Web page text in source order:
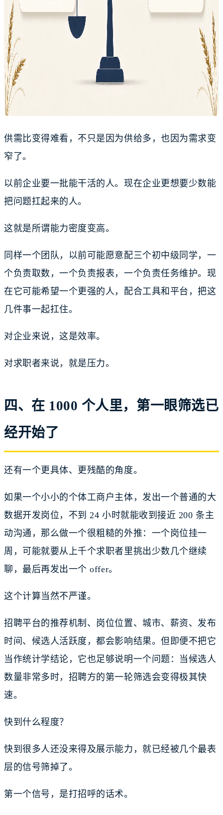
供需比变得难看，不只是因为供给多，也因为需求变
窄了。
以前企业要一批能干活的人。现在企业更想要少数能
把问题扛起来的人。
这就是所谓能力密度变高。
同样一个团队，以前可能愿意配三个初中级同学，一
个负责取数，一个负责报表，一个负责任务维护。现
在它可能希望一个更强的人，配合工具和平台，把这
几件事一起扛住。
对企业来说，这是效率。
对求职者来说，就是压力。
四、在 1000 个人里，第一眼筛选已
经开始了
还有一个更具体、更残酷的角度。
如果一个小小的个体工商户主体，发出一个普通的大
数据开发岗位，不到 24 小时就能收到接近 200 条主
动沟通，那么做一个很粗糙的外推：一个岗位挂一
周，可能就要从上千个求职者里挑出少数几个继续
聊，最后再发出一个 offer。
这个计算当然不严谨。
招聘平台的推荐机制、岗位位置、城市、薪资、发布
时间、候选人活跃度，都会影响结果。但即便不把它
当作统计学结论，它也足够说明一个问题：当候选人
数量非常多时，招聘方的第一轮筛选会变得极其快
速。
快到什么程度？
快到很多人还没来得及展示能力，就已经被几个最表
层的信号筛掉了。
第一个信号，是打招呼的话术。